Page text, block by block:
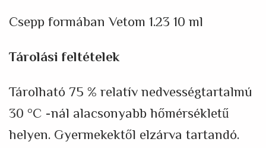
Csepp formában Vetom 1.23 10 ml
Tárolási feltételek
Tárolható 75 % relatív nedvességtartalmú
30 °С -nál alacsonyabb hőmérsékletű
helyen. Gyermekektől elzárva tartandó.